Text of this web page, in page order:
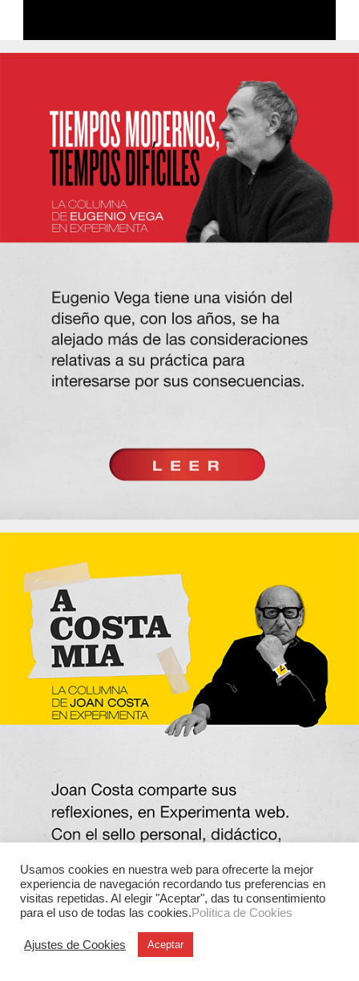
Usamos cookies en nuestra web para ofrecerte la mejor
experiencia de navegación recordando tus preferencias en
visitas repetidas. Al elegir "Aceptar", das tu consentimiento
para el uso de todas las cookies.Política de Cookies
Ajustes de Cookies Aceptar